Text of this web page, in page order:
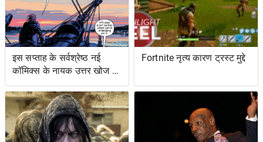
इस सप्ताह के सर्वश्रेष्ठ नई
कॉमिक्स के नायक उत्तर खोज रहे
हैं ... और प्रतिशोध समुद्र पर
Fortnite नृत्य कारण ट्रस्ट मुद्दे